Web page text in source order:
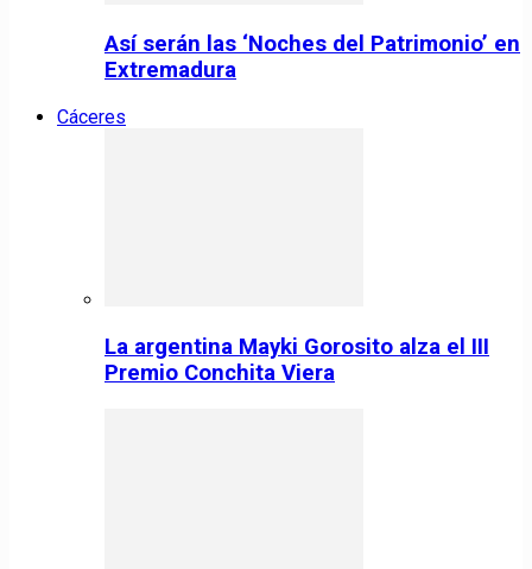
Así serán las ‘Noches del Patrimonio’ en
Extremadura
Cáceres
La argentina Mayki Gorosito alza el III
Premio Conchita Viera